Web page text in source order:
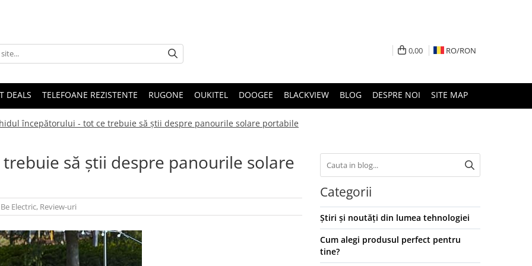
0,00 RO/RON
DEALS TELEFOANE REZISTENTE RUGONE OUKITEL DOOGEE BLACKVIEW BLOG DESPRE NOI SITE MAP
începătorului - tot ce trebuie să știi despre panourile solare portabile
să știi despre panourile solare
Be Electric, Review-uri
Categorii
Știri și noutăți din lumea tehnologiei
Cum alegi produsul perfect pentru
tine?